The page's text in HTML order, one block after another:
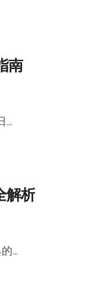
南
...
解析
...